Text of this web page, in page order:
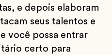
e depois elaboram
seus talentos e
você possa entrar
certo para